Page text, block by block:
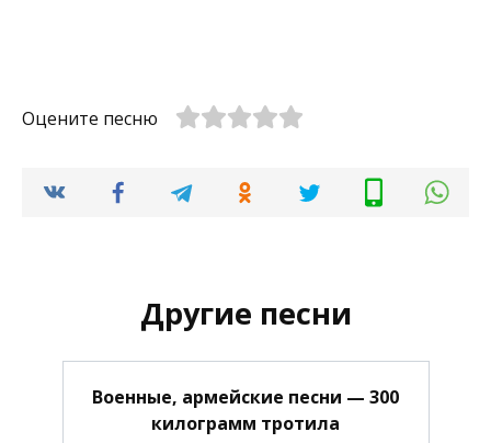
Оцените песню
Другие песни
Военные, армейские песни — 300
килограмм тротила